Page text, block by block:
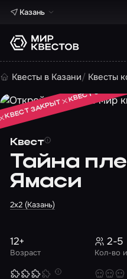
Казань
Квесты в Казани Квесты
Квест
Тайна
Ямаси
2х2 (Казань)
КВЕСТ ЗАКРЫТ
КВЕСТ ЗАКРЫТ
Возраст
12+
Кол-во
2-5